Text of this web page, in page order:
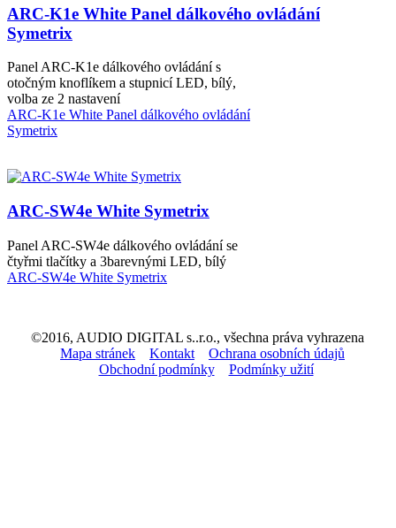
ARC-K1e White Panel dálkového ovládání
Symetrix
Panel ARC-K1e dálkového ovládání s
otočným knoflíkem a stupnicí LED, bílý,
volba ze 2 nastavení
ARC-K1e White Panel dálkového ovládání
Symetrix
ARC-SW4e White Symetrix
Panel ARC-SW4e dálkového ovládání se
čtyřmi tlačítky a 3barevnými LED, bílý
ARC-SW4e White Symetrix
©2016, AUDIO DIGITAL s..r.o., všechna práva vyhrazena
Mapa stránek
Kontakt
Ochrana osobních údajů
Obchodní podmínky
Podmínky užití